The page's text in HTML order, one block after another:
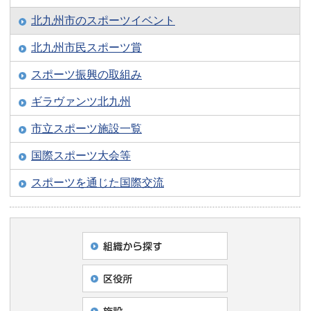
北九州市のスポーツイベント
北九州市民スポーツ賞
スポーツ振興の取組み
ギラヴァンツ北九州
市立スポーツ施設一覧
国際スポーツ大会等
スポーツを通じた国際交流